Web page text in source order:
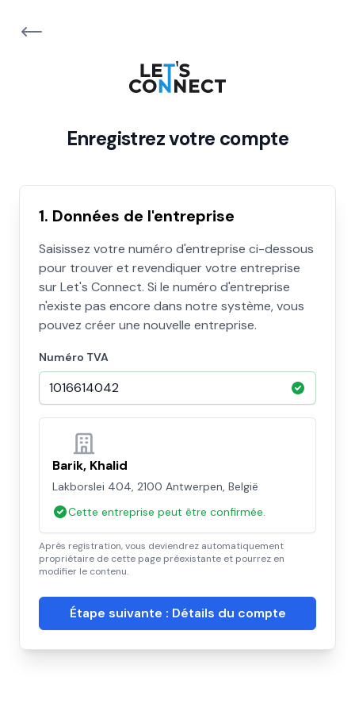
Enregistrez votre compte
1. Données de l'entreprise
Saisissez votre numéro d'entreprise ci-dessous
pour trouver et revendiquer votre entreprise
sur Let's Connect. Si le numéro d'entreprise
n'existe pas encore dans notre système, vous
pouvez créer une nouvelle entreprise.
Numéro TVA
Barik, Khalid
Lakborslei 404, 2100 Antwerpen, België
Cette entreprise peut être confirmée.
Après registration, vous deviendrez automatiquement
propriétaire de cette page préexistante et pourrez en
modifier le contenu.
Étape suivante : Détails du compte